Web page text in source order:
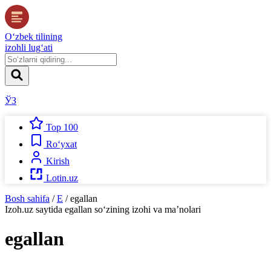
O‘zbek tilining
izohli lug‘ati
ЎЗ
Top 100
Ro‘yxat
Kirish
Lotin.uz
Bosh sahifa / E / egallan
Izoh.uz saytida egallan so‘zining izohi va ma’nolari
egallan